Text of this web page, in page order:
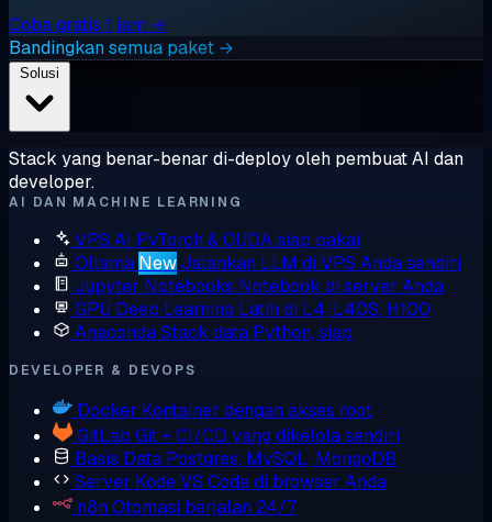
Coba gratis 1 jam →
Bandingkan semua paket →
Stack yang benar-benar di-deploy oleh pembuat AI dan
developer.
AI DAN MACHINE LEARNING
VPS AI PyTorch & CUDA siap pakai
Ollama NewJalankan LLM di VPS Anda sendiri
Jupyter Notebooks Notebook di server Anda
GPU Deep Learning Latih di L4, L40S, H100
AnacondaStack data Python, siap
DEVELOPER & DEVOPS
Docker Kontainer dengan akses root
GitLab Git + CI/CD yang dikelola sendiri
Basis Data Postgres, MySQL, MongoDB
Server KodeVS Code di browser Anda
n8n Otomasi berjalan 24/7